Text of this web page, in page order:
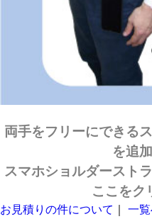
両手をフリーにできる
を追
スマホショルダースト
ここをク
お見積りの件について 一